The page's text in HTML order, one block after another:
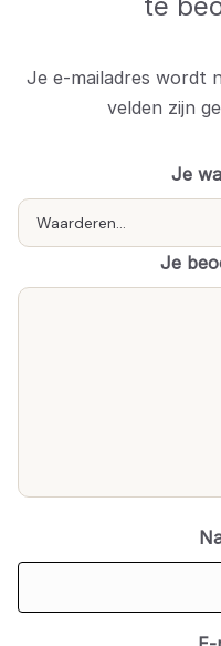
Je e-mailadres wordt
velden zijn
Je
Je